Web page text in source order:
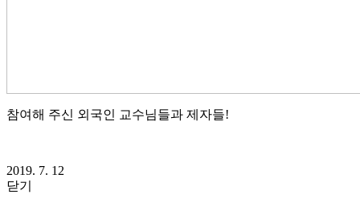
참여해 주신 외국인 교수님들과 제자들!
2019. 7. 12
닫기